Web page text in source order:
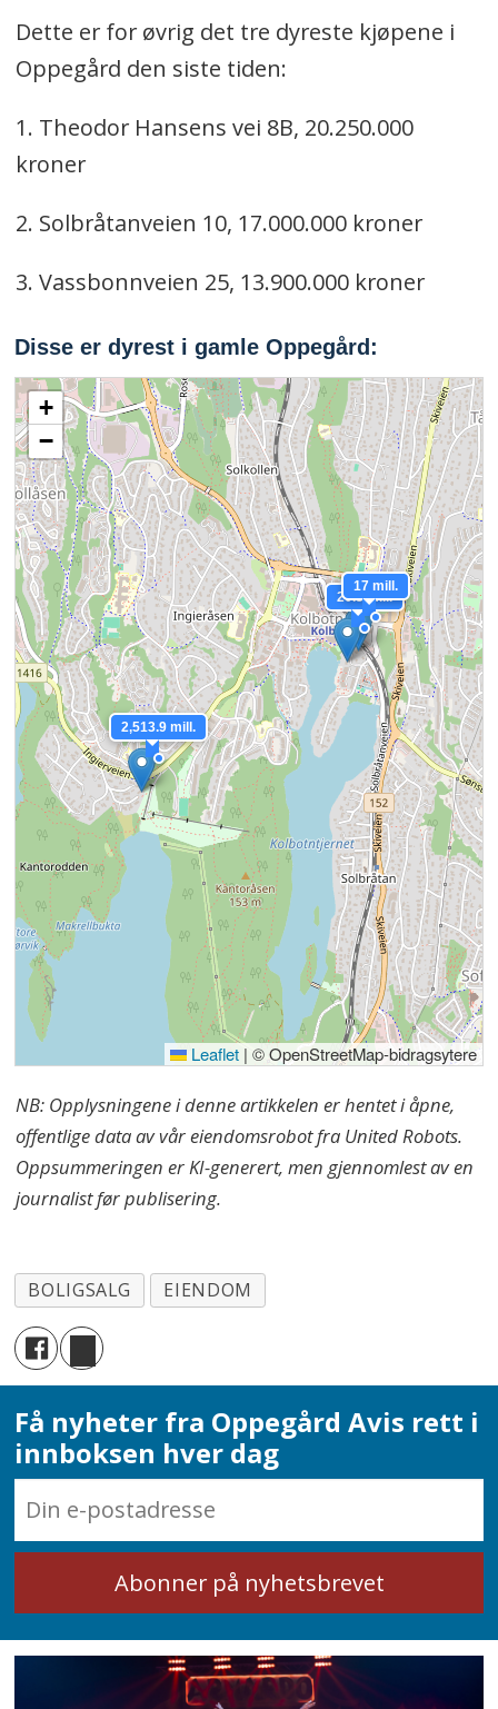
Dette er for øvrig det tre dyreste kjøpene i
Oppegård den siste tiden:
1. Theodor Hansens vei 8B, 20.250.000
kroner
2. Solbråtanveien 10, 17.000.000 kroner
3. Vassbonnveien 25, 13.900.000 kroner
Disse er dyrest i gamle Oppegård:
20.3 mill.
17 mill.
2,513.9 mill.
+
−
Leaflet | © OpenStreetMap-bidragsytere
NB: Opplysningene i denne artikkelen er hentet i åpne,
offentlige data av vår eiendomsrobot fra United Robots.
Oppsummeringen er KI-generert, men gjennomlest av en
journalist før publisering.
BOLIGSALG EIENDOM
Få nyheter fra Oppegård Avis rett i
innboksen hver dag